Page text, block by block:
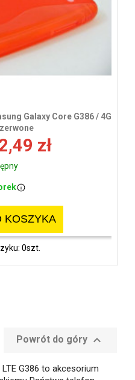
Galaxy Core G386 / 4G
zł
KOSZYKA
0szt.
Powrót do góry 
G386 to akcesorium